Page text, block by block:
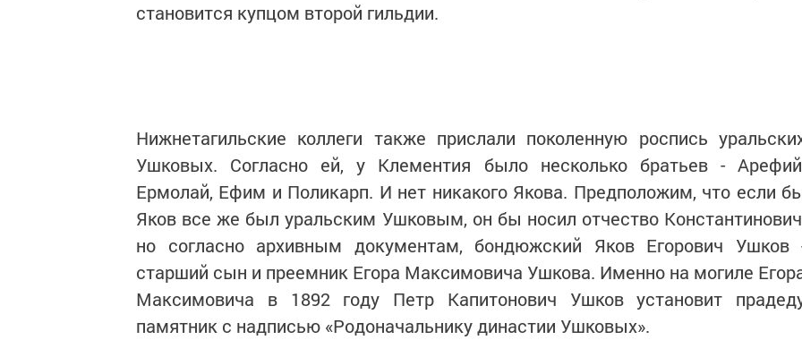
становится купцом второй гильдии.
Нижнетагильские коллеги также прислали поколенную роспись
Ушковых. Согласно ей, у Клементия было несколько братьев -
Ермолай, Ефим и Поликарп. И нет никакого Якова. Предположим, что если
Яков все же был уральским Ушковым, он бы носил отчество
но согласно архивным документам, бондюжский Яков Егорович Ушков
старший сын и преемник Егора Максимовича Ушкова. Именно на могиле
Максимовича в 1892 году Петр Капитонович Ушков установит
памятник с надписью «Родоначальнику династии Ушковых».